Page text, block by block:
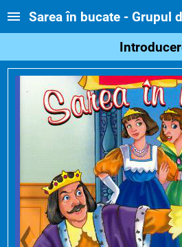
Sarea în bucate - Grupul